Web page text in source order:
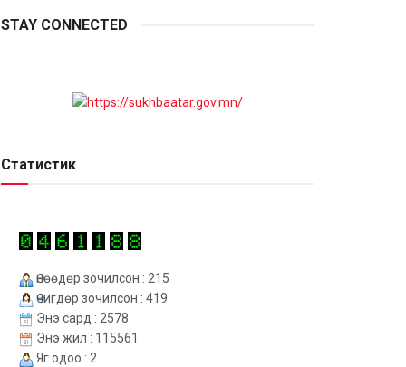
STAY CONNECTED
Статистик
Өнөөдөр зочилсон : 215
Өчигдөр зочилсон : 419
Энэ сард : 2578
Энэ жил : 115561
Яг одоо : 2